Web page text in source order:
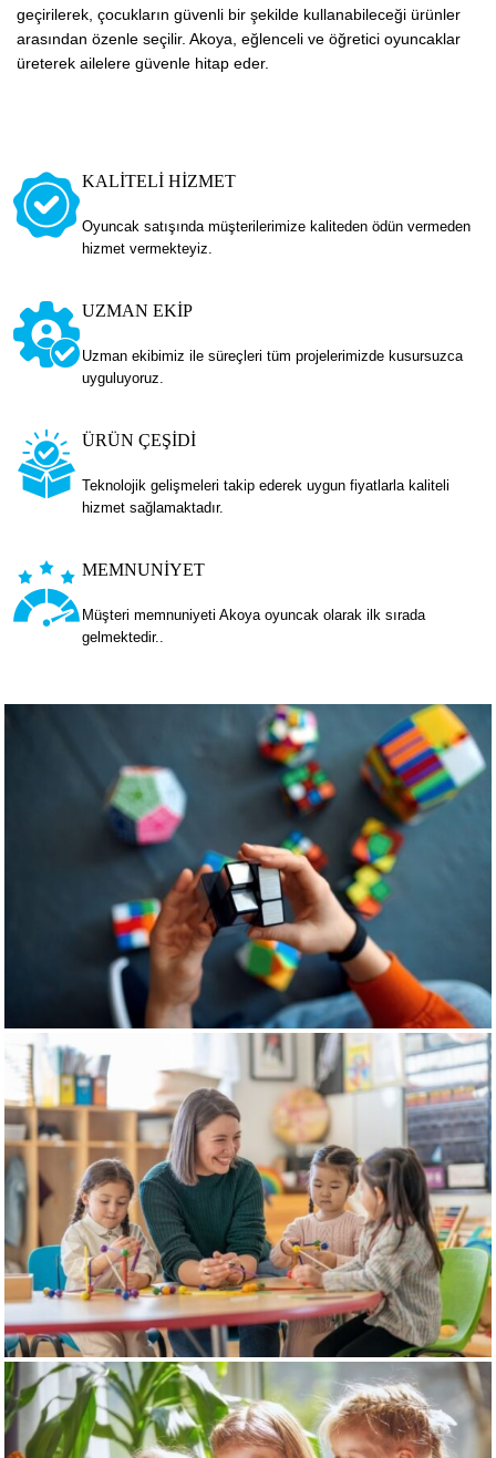
geçirilerek, çocukların güvenli bir şekilde kullanabileceği ürünler
arasından özenle seçilir. Akoya, eğlenceli ve öğretici oyuncaklar
üreterek ailelere güvenle hitap eder.
KALİTELİ HİZMET
Oyuncak satışında müşterilerimize kaliteden ödün vermeden
hizmet vermekteyiz.
UZMAN EKİP
Uzman ekibimiz ile süreçleri tüm projelerimizde kusursuzca
uyguluyoruz.
ÜRÜN ÇEŞİDİ
Teknolojik gelişmeleri takip ederek uygun fiyatlarla kaliteli
hizmet sağlamaktadır.
MEMNUNİYET
Müşteri memnuniyeti Akoya oyuncak olarak ilk sırada
gelmektedir..
AKIL VE ZEKA
OYUNLARI
EĞİTİCİ
MATERYALLER